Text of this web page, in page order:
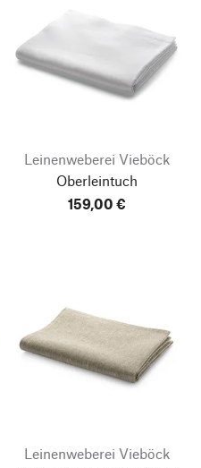
Leinenweberei Vieböck
Oberleintuch
159,00 €
Leinenweberei Vieböck